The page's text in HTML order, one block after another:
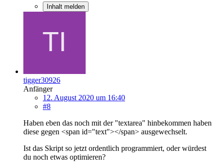
Inhalt melden
tigger30926
Anfänger
12. August 2020 um 16:40
#8
Haben eben das noch mit der "textarea" hinbekommen haben
diese gegen <span id="text"></span> ausgewechselt.
Ist das Skript so jetzt ordentlich programmiert, oder würdest
du noch etwas optimieren?